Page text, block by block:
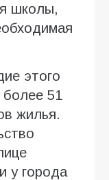
школы,
этого
более 51
жилья.
у города